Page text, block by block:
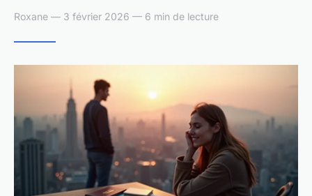
Roxane — 3 février 2026 — 6 min de lecture